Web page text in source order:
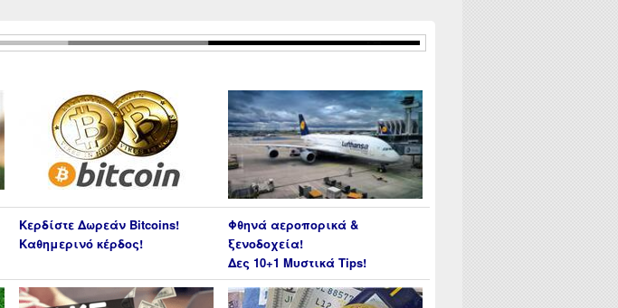
Κερδίστε Δωρεάν Bitcoins!
Καθημερινό κέρδος!
Φθηνά αεροπορικά &
ξενοδοχεία!
Δες 10+1 Μυστικά Tips!